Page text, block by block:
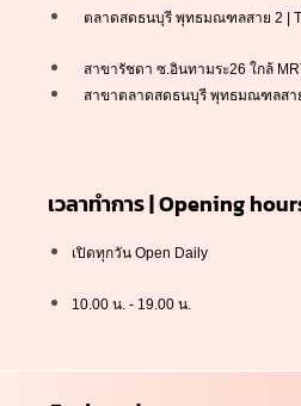
ตลาดสดธนบุรี พุทธมณฑลสาย 2 |
สาขารัชดา ซ.อินทามระ26 ใกล้
สาขาตลาดสดธนบุรี พุทธมณฑลสา
เวลาทำการ | Opening
เปิดทุกวัน Open Daily
10.00 น. - 19.00 น.